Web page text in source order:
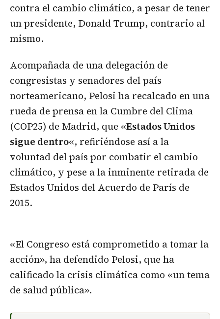
contra el cambio climático, a pesar de tener
un presidente, Donald Trump, contrario al
mismo.
Acompañada de una delegación de
congresistas y senadores del país
norteamericano, Pelosi ha recalcado en una
rueda de prensa en la Cumbre del Clima
(COP25) de Madrid, que «Estados Unidos
sigue dentro«, refiriéndose así a la
voluntad del país por combatir el cambio
climático, y pese a la inminente retirada de
Estados Unidos del Acuerdo de París de
2015.
«El Congreso está comprometido a tomar la
acción», ha defendido Pelosi, que ha
calificado la crisis climática como «un tema
de salud pública».